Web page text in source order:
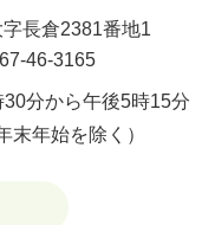
長倉2381番地1
46-3165
分から午後5時15分
末年始を除く）